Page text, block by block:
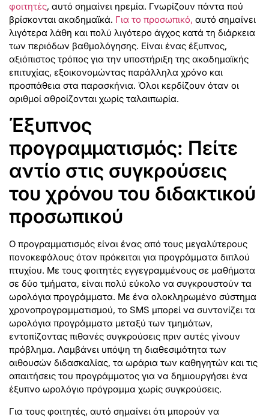
φοιτητές, αυτό σημαίνει ηρεμία. Γνωρίζουν πάντα πού
βρίσκονται ακαδημαϊκά. Για το προσωπικό, αυτό σημαίνει
λιγότερα λάθη και πολύ λιγότερο άγχος κατά τη διάρκεια
των περιόδων βαθμολόγησης. Είναι ένας έξυπνος,
αξιόπιστος τρόπος για την υποστήριξη της ακαδημαϊκής
επιτυχίας, εξοικονομώντας παράλληλα χρόνο και
προσπάθεια στα παρασκήνια. Όλοι κερδίζουν όταν οι
αριθμοί αθροίζονται χωρίς ταλαιπωρία.
Έξυπνος
προγραμματισμός: Πείτε
αντίο στις συγκρούσεις
του χρόνου του διδακτικού
προσωπικού
Ο προγραμματισμός είναι ένας από τους μεγαλύτερους
πονοκεφάλους όταν πρόκειται για προγράμματα διπλού
πτυχίου. Με τους φοιτητές εγγεγραμμένους σε μαθήματα
σε δύο τμήματα, είναι πολύ εύκολο να συγκρουστούν τα
ωρολόγια προγράμματα. Με ένα ολοκληρωμένο σύστημα
χρονοπρογραμματισμού, το SMS μπορεί να συντονίζει τα
ωρολόγια προγράμματα μεταξύ των τμημάτων,
εντοπίζοντας πιθανές συγκρούσεις πριν αυτές γίνουν
πρόβλημα. Λαμβάνει υπόψη τη διαθεσιμότητα των
αιθουσών διδασκαλίας, τα ωράρια των καθηγητών και τις
απαιτήσεις του προγράμματος για να δημιουργήσει ένα
έξυπνο ωρολόγιο πρόγραμμα χωρίς συγκρούσεις.
Για τους φοιτητές, αυτό σημαίνει ότι μπορούν να